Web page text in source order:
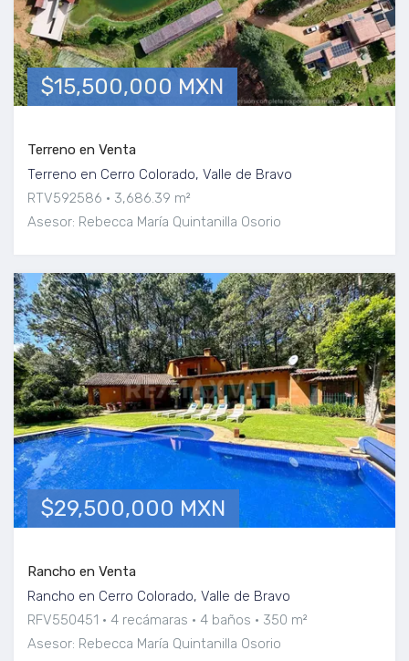
$15,500,000 MXN
Terreno en Venta
Terreno en Cerro Colorado, Valle de Bravo
RTV592586
3,686.39 m²
Asesor: Rebecca María Quintanilla Osorio
$29,500,000 MXN
Rancho en Venta
Rancho en Cerro Colorado, Valle de Bravo
RFV550451
4 recámaras 4 baños
350 m²
Asesor: Rebecca María Quintanilla Osorio